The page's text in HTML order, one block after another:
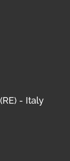
- Italy